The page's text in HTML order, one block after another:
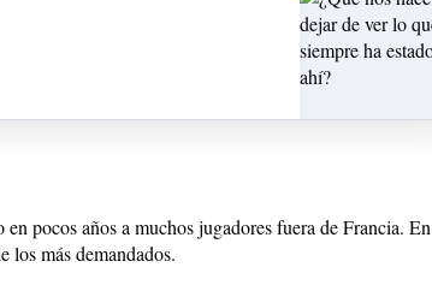
pocos años a muchos jugadores fuera de Francia. En
los más demandados.